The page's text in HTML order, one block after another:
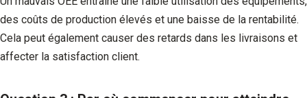
des coûts de production élevés et une baisse de la rentabilité.
Cela peut également causer des retards dans les livraisons et
affecter la satisfaction client.